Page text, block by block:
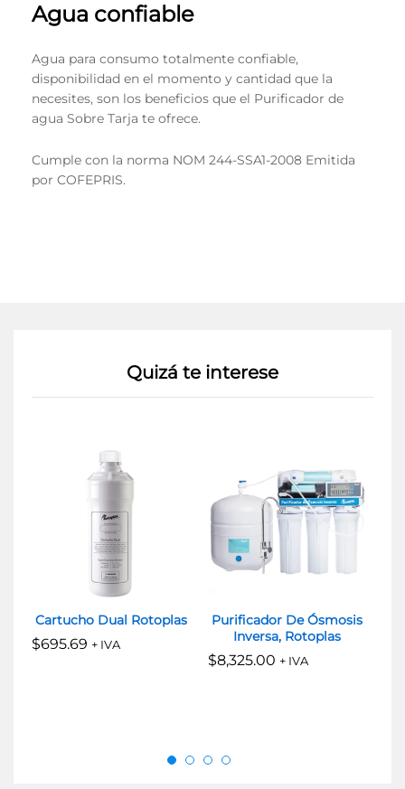
Agua confiable
Agua para consumo totalmente confiable,
disponibilidad en el momento y cantidad que la
necesites, son los beneficios que el Purificador de
agua Sobre Tarja te ofrece.
Cumple con la norma NOM 244-SSA1-2008 Emitida
por COFEPRIS.
Quizá te interese
Cartucho Dual Rotoplas
$695.69 + IVA
Purificador De Ósmosis
Inversa, Rotoplas
$8,325.00 + IVA